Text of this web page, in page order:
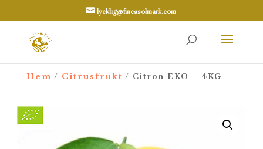
lycklig@fincasolmark.com
Hem / Citrusfrukt / Citron EKO – 4KG